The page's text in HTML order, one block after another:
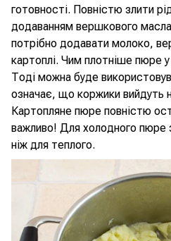
готовності. Повністю злити
додаванням вершкового
потрібно додавати молоко,
картоплі. Чим плотніше пюре
Тоді можна буде
означає, що коржики вийдуть
Картопляне пюре повністю
важливо! Для холодного
ніж для теплого.